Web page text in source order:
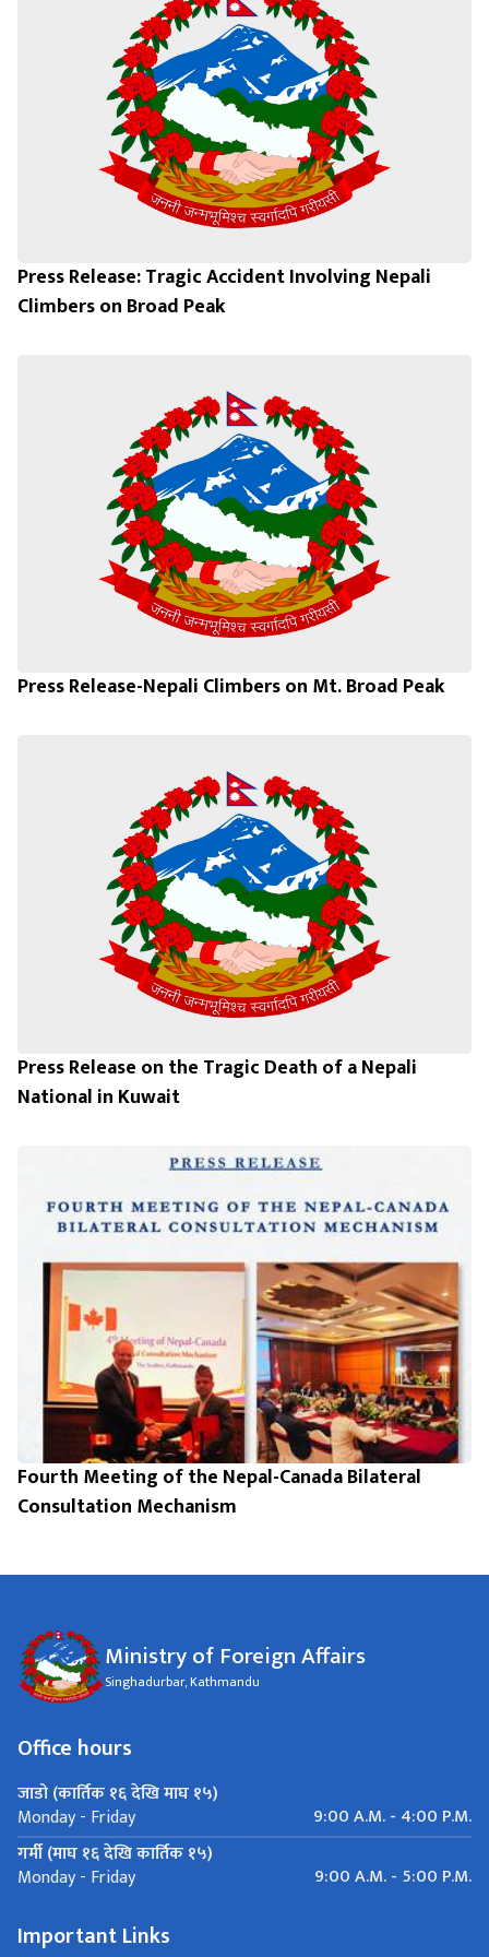
Press Release: Tragic Accident Involving Nepali
Climbers on Broad Peak
Press Release-Nepali Climbers on Mt. Broad Peak
Press Release on the Tragic Death of a Nepali
National in Kuwait
Fourth Meeting of the Nepal-Canada Bilateral
Consultation Mechanism
Ministry of Foreign Affairs
Singhadurbar, Kathmandu
Office hours
जाडो (कार्तिक १६ देखि माघ १५)
Monday - Friday
9:00 A.M. - 4:00 P.M.
गर्मी (माघ १६ देखि कार्तिक १५)
Monday - Friday 9:00 A.M. - 5:00 P.M.
Important Links